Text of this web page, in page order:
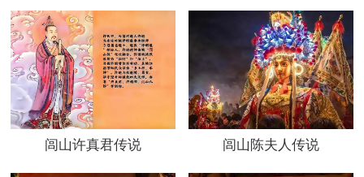
闾山许真君传说 闾山陈夫人传说